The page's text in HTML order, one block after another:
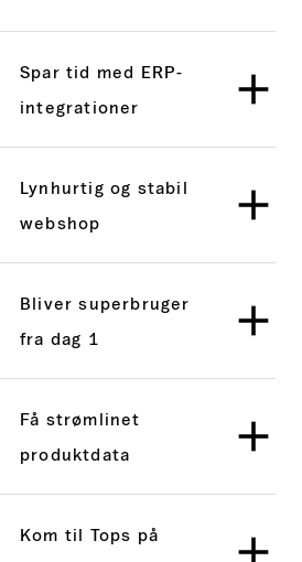
Spar tid med ERP-
integrationer
Lynhurtig og stabil
webshop
Bliver superbruger
fra dag 1
Få strømlinet
produktdata
Kom til Tops på